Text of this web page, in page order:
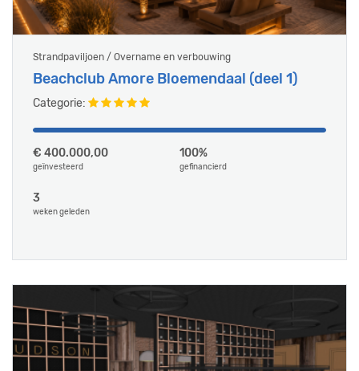
Strandpaviljoen / Overname en verbouwing
Beachclub Amore Bloemendaal (deel 1)
Categorie:
€ 400.000,00
geïnvesteerd
100%
gefinancierd
3
weken geleden